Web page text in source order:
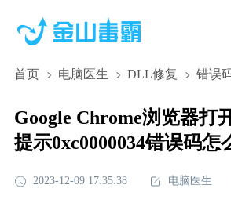
首页 电脑医生 DLL修复 错误
Google Chrome浏览器打
提示0xc0000034错误码怎
2023-12-09 17:35:38 电脑医生